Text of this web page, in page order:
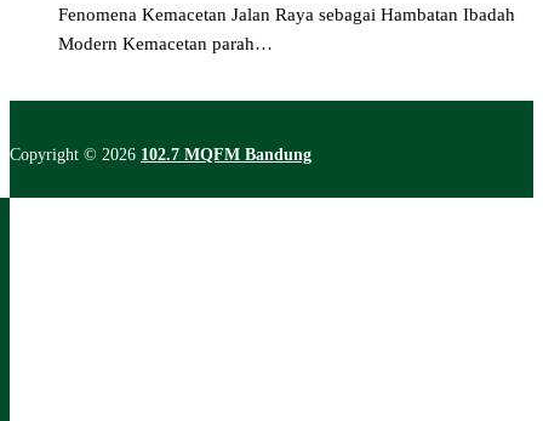
Fenomena Kemacetan Jalan Raya sebagai Hambatan Ibadah
Modern Kemacetan parah…
Copyright © 2026 102.7 MQFM Bandung